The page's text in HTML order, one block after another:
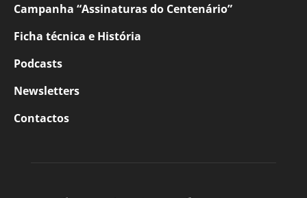
Campanha “Assinaturas do Centenário”
Ficha técnica e História
Podcasts
Newsletters
Contactos